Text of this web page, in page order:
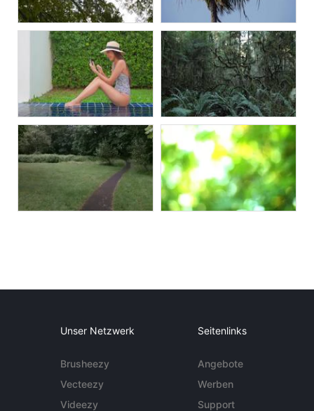
Unser Netzwerk
Brusheezy
Vecteezy
Videezy
Seitenlinks
Angebote
Werben
Support